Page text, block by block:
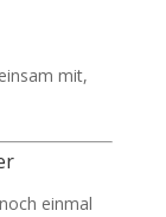
mit,
einmal